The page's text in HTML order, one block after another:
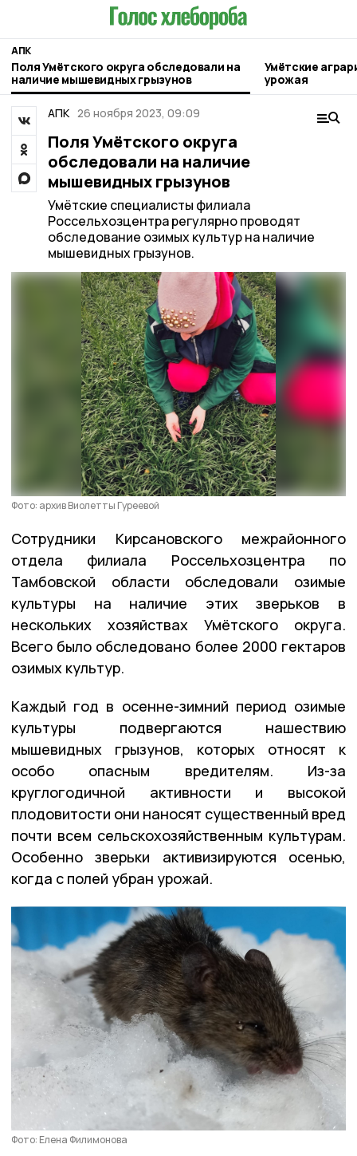
АПК
Поля Умётского округа обследовали на
наличие мышевидных грызунов
Умётские
урожая
АПК 26 ноября 2023, 09:09
Поля Умётского округа
обследовали на наличие
мышевидных грызунов
Умётские специалисты филиала
Россельхозцентра регулярно проводят
обследование озимых культур на наличие
мышевидных грызунов.
Фото: архив Виолетты Гуреевой
Сотрудники Кирсановского межрайонного
отдела филиала Россельхозцентра по
Тамбовской области обследовали озимые
культуры на наличие этих зверьков в
нескольких хозяйствах Умётского округа.
Всего было обследовано более 2000 гектаров
озимых культур.
Каждый год в осенне-зимний период озимые
культуры подвергаются нашествию
мышевидных грызунов, которых относят к
особо опасным вредителям. Из-за
круглогодичной активности и высокой
плодовитости они наносят существенный вред
почти всем сельскохозяйственным культурам.
Особенно зверьки активизируются осенью,
когда с полей убран урожай.
Фото: Елена Филимонова